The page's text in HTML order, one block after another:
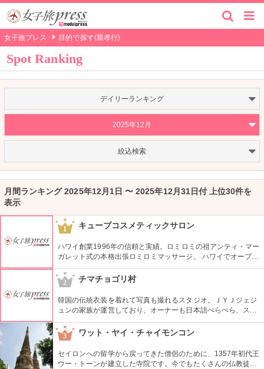
女子旅プレス 目的で探す(親孝行)
Spot Ranking
デイリーランキング
2025年12月
絞込検索
月間ランキング 2025年12月1日 〜 2025年12月31日付 上位30件を
表示
1 キューブコスメティックサロン
ハワイ創業1996年の信頼と実績。ロミロミの祖アンティ・マー
ガレット式の本格出張ロミロミマッサージ。 ハワイでオープン
して28年(2024年現在)になり、リピーターも多いのだとか。 現
在はホテル出張のみの営業。
2 チマチョゴリ村
韓国の伝統衣装を着れて写真も撮れるスタジオ。ＪＹＪジェジ
ュンの家族が運営しており、オーナーも日本語ぺらぺら、スタ
ッフも日本人がいるので言葉の心配もなし。女性はもちろん、
男性や小さな子供用の衣装も沢山あり、カップル写真に家族写
真、友達同士の記念にもってこい。
3 ワット・ヤイ・チャイモンコン
セイロンへの留学から戻ってきた僧侶のために、1357年初代王
ウー・トーンが建立した寺院です。今でもたくさんの仏教徒が